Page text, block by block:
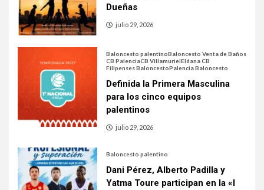
Dueñas
julio 29, 2026
Baloncesto palentinoBaloncesto Venta de Baños
CB PalenciaCB VillamurielEldana CB
Filipenses BaloncestoPalencia Baloncesto
Definida la Primera Masculina
para los cinco equipos
palentinos
julio 29, 2026
Baloncesto palentino
Dani Pérez, Alberto Padilla y
Yatma Toure participan en la «I